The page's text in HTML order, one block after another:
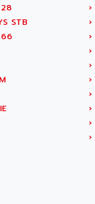
›
STB ›
›
›
›
›
›
›
›
›